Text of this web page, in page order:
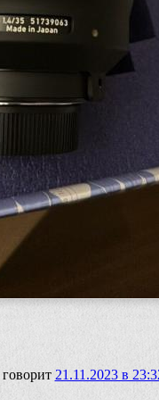
говорит 21.11.2023 в